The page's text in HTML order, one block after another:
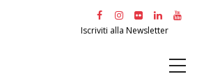
Iscriviti alla Newsletter